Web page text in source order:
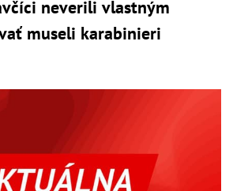
neverili vlastným
museli karabinieri